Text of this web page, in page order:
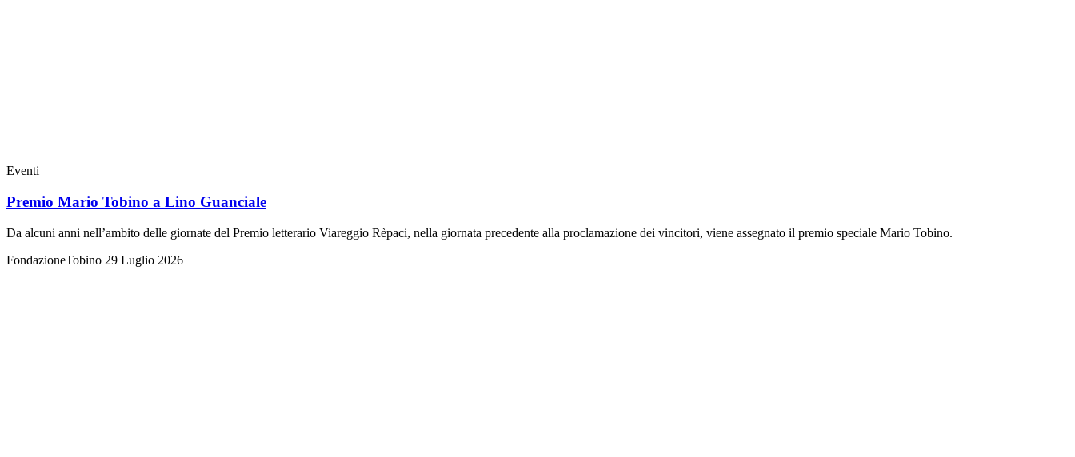
Eventi
Premio Mario Tobino a Lino Guanciale
Da alcuni anni nell’ambito delle giornate del Premio letterario Viareggio Rèpaci, nella giornata precedente alla proclamazione dei vincitori, viene assegnato il premio speciale Mario Tobino.
FondazioneTobino 29 Luglio 2026